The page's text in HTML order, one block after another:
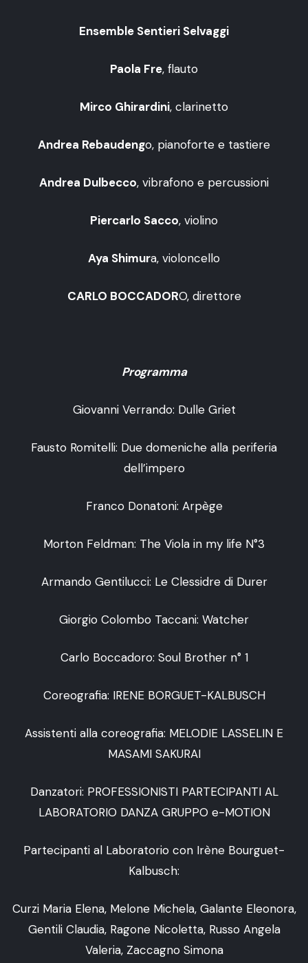
Ensemble Sentieri Selvaggi
Paola Fre, flauto
Mirco Ghirardini, clarinetto
Andrea Rebaudengo, pianoforte e tastiere
Andrea Dulbecco, vibrafono e percussioni
Piercarlo Sacco, violino
Aya Shimura, violoncello
CARLO BOCCADORO, direttore
Programma
Giovanni Verrando: Dulle Griet
Fausto Romitelli: Due domeniche alla periferia
dell’impero
Franco Donatoni: Arpège
Morton Feldman: The Viola in my life N°3
Armando Gentilucci: Le Clessidre di Durer
Giorgio Colombo Taccani: Watcher
Carlo Boccadoro: Soul Brother n° 1
Coreografia: IRENE BORGUET-KALBUSCH
Assistenti alla coreografia: MELODIE LASSELIN E
MASAMI SAKURAI
Danzatori: PROFESSIONISTI PARTECIPANTI AL
LABORATORIO DANZA GRUPPO e-MOTION
Partecipanti al Laboratorio con Irène Bourguet-
Kalbusch:
Curzi Maria Elena, Melone Michela, Galante Eleonora,
Gentili Claudia, Ragone Nicoletta, Russo Angela
Valeria, Zaccagno Simona